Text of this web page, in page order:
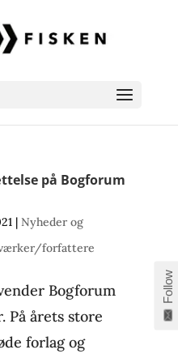
på Bogforum
| Nyheder og
forfattere
Bogforum
På årets store
forlag og
Follow